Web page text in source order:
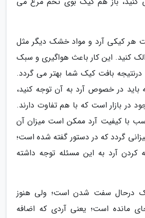
هر کیکی آرد و مواد خشک دیگر مثل
را 3 بار الک کنید. این کار باعث هواگیری و سبک
بافت کیک شما بهتر می گردد.
باید در خصوص آرد به آن توجه کنید،
در بازار است که با هم تفاوت دارند.
با کیفیت آرد ممکن است میزان آن
گردد که در دستور گفته شده است؛
کردن آرد به این مسئله توجه داشته
درحال سفت شدن است؛ ولی هنوز
مانده است؛ یعنی آردی که اضافه